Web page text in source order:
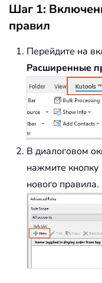
Шаг 1:
правил
Перейдите на
Расширенные
В диалоговом
нажмите кнопку
нового правила.